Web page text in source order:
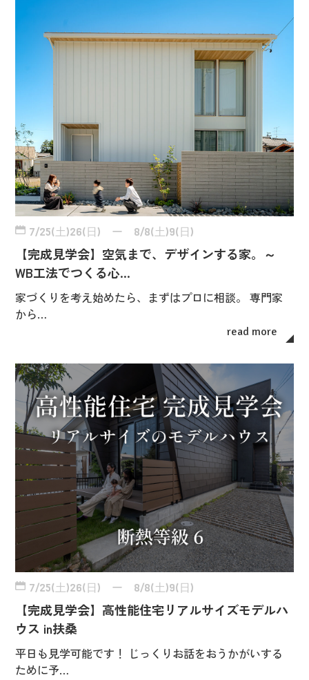
7/25(土)26(日) ー 8/8(土)9(日)
【完成見学会】空気まで、デザインする家。～
WB工法でつくる心…
家づくりを考え始めたら、まずはプロに相談。 専門家
から…
read more
7/25(土)26(日) ー 8/8(土)9(日)
【完成見学会】高性能住宅リアルサイズモデルハ
ウス in扶桑
平日も見学可能です！ じっくりお話をおうかがいする
ために予…